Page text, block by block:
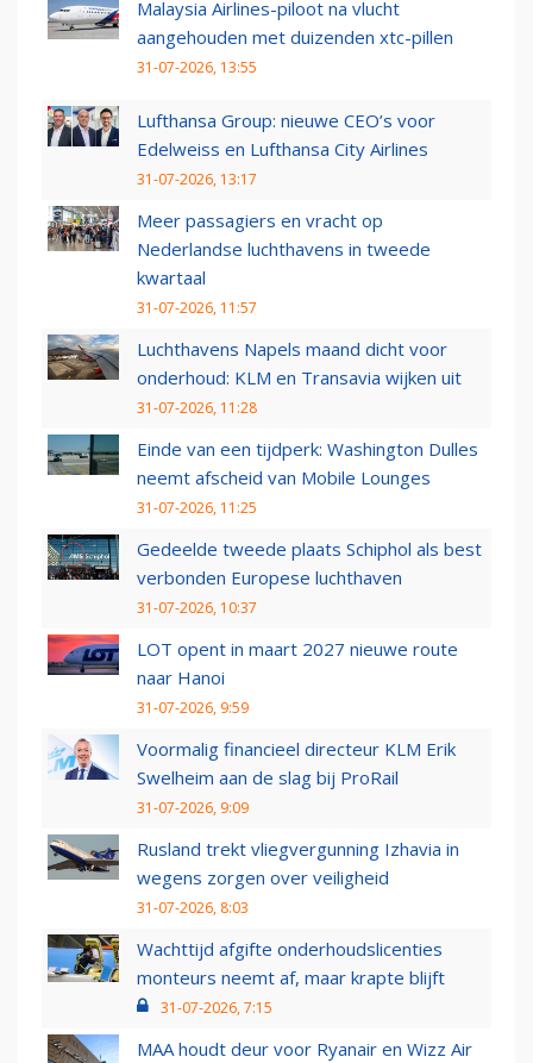
Malaysia Airlines-piloot na vlucht
aangehouden met duizenden xtc-pillen
31-07-2026, 13:55
Lufthansa Group: nieuwe CEO’s voor
Edelweiss en Lufthansa City Airlines
31-07-2026, 13:17
Meer passagiers en vracht op
Nederlandse luchthavens in tweede
kwartaal
31-07-2026, 11:57
Luchthavens Napels maand dicht voor
onderhoud: KLM en Transavia wijken uit
31-07-2026, 11:28
Einde van een tijdperk: Washington Dulles
neemt afscheid van Mobile Lounges
31-07-2026, 11:25
Gedeelde tweede plaats Schiphol als best
verbonden Europese luchthaven
31-07-2026, 10:37
LOT opent in maart 2027 nieuwe route
naar Hanoi
31-07-2026, 9:59
Voormalig financieel directeur KLM Erik
Swelheim aan de slag bij ProRail
31-07-2026, 9:09
Rusland trekt vliegvergunning Izhavia in
wegens zorgen over veiligheid
31-07-2026, 8:03
Wachttijd afgifte onderhoudslicenties
monteurs neemt af, maar krapte blijft
31-07-2026, 7:15
MAA houdt deur voor Ryanair en Wizz Air